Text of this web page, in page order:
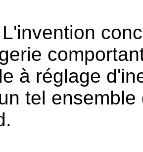
L'invention
à réglage
tel